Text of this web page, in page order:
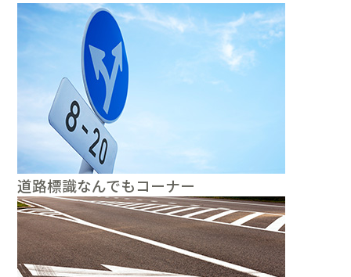
道路標識なんでもコーナー